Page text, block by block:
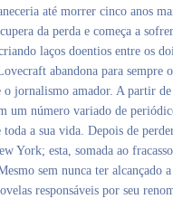
até morrer cinco anos
da perda e começa a
laços doentios entre os
abandona para sempre
o jornalismo amador. A partir de
um número variado de
a sua vida. Depois de
York; esta, somada ao
sem nunca ter alcançado
responsáveis por seu